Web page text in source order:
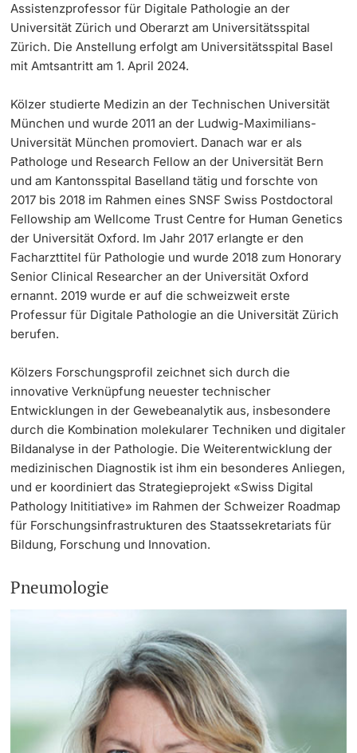
Assistenzprofessor für Digitale Pathologie an der
Universität Zürich und Oberarzt am Universitätsspital
Zürich. Die Anstellung erfolgt am Universitätsspital Basel
mit Amtsantritt am 1. April 2024.
Kölzer studierte Medizin an der Technischen Universität
München und wurde 2011 an der Ludwig-Maximilians-
Universität München promoviert. Danach war er als
Pathologe und Research Fellow an der Universität Bern
und am Kantonsspital Baselland tätig und forschte von
2017 bis 2018 im Rahmen eines SNSF Swiss Postdoctoral
Fellowship am Wellcome Trust Centre for Human Genetics
der Universität Oxford. Im Jahr 2017 erlangte er den
Facharzttitel für Pathologie und wurde 2018 zum Honorary
Senior Clinical Researcher an der Universität Oxford
ernannt. 2019 wurde er auf die schweizweit erste
Professur für Digitale Pathologie an die Universität Zürich
berufen.
Kölzers Forschungsprofil zeichnet sich durch die
innovative Verknüpfung neuester technischer
Entwicklungen in der Gewebeanalytik aus, insbesondere
durch die Kombination molekularer Techniken und digitaler
Bildanalyse in der Pathologie. Die Weiterentwicklung der
medizinischen Diagnostik ist ihm ein besonderes Anliegen,
und er koordiniert das Strategieprojekt «Swiss Digital
Pathology Inititiative» im Rahmen der Schweizer Roadmap
für Forschungsinfrastrukturen des Staatssekretariats für
Bildung, Forschung und Innovation.
Pneumologie